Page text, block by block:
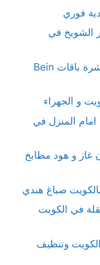
فوري
الشويخ في
اشتراك بي ان سبورت المنطقة العاشرة باقات Bein
و الجهراء
المنزل في
غاز و هود مطابخ
صباغ هندي
في الكويت
وتنظيف